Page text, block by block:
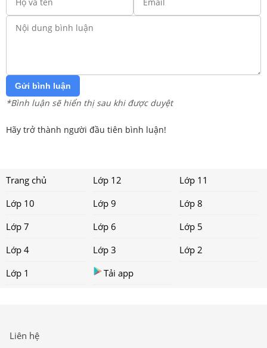
Gửi bình luận
*Bình luận sẽ hiển thị sau khi được duyệt
Hãy trở thành người đầu tiên bình luận!
Trang chủ Lớp 12
Lớp 11
Lớp 10
Lớp 9
Lớp 8
Lớp 7
Lớp 6
Lớp 5
Lớp 4
Lớp 3
Lớp 2
Lớp 1
Tải app
Liên hệ